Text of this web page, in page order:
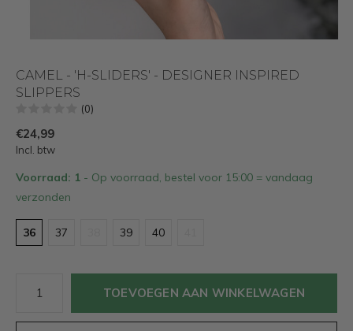
CAMEL - 'H-SLIDERS' - DESIGNER INSPIRED
SLIPPERS
(0)
€24,99
Incl. btw
Voorraad: 1 - Op voorraad, bestel voor 15:00 = vandaag
verzonden
36 37 39 40
TOEVOEGEN AAN WINKELWAGEN